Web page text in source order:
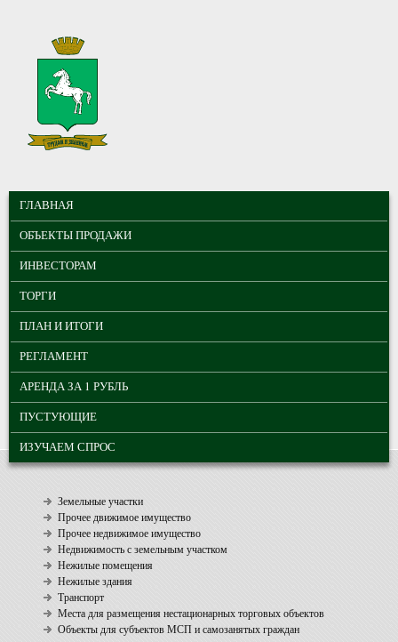
МУНИЦИПАЛЬНЫЕ
ТОРГИ ГОРОДА
ТОМСКА
ГЛАВНОЕ МЕНЮ
ГЛАВНАЯ
ОБЪЕКТЫ ПРОДАЖИ
ИНВЕСТОРАМ
ТОРГИ
ПЛАН И ИТОГИ
РЕГЛАМЕНТ
АРЕНДА ЗА 1 РУБЛЬ
ПУСТУЮЩИЕ
ИЗУЧАЕМ СПРОС
Земельные участки
Прочее движимое имущество
Прочее недвижимое имущество
Недвижимость с земельным участком
Нежилые помещения
Нежилые здания
Транспорт
Места для размещения нестационарных торговых объектов
Объекты для субъектов МСП и самозанятых граждан